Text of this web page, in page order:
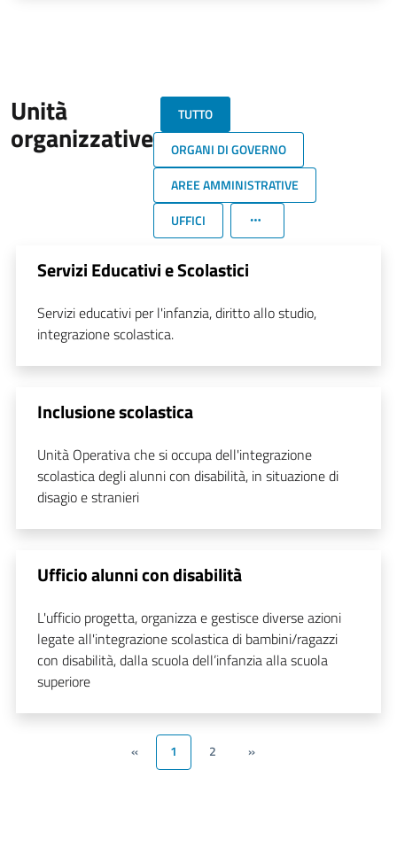
Unità
organizzative
TUTTO
ORGANI DI GOVERNO
AREE AMMINISTRATIVE
UFFICI
Servizi Educativi e Scolastici
Servizi educativi per l'infanzia, diritto allo studio,
integrazione scolastica.
Inclusione scolastica
Unità Operativa che si occupa dell'integrazione
scolastica degli alunni con disabilità, in situazione di
disagio e stranieri
Ufficio alunni con disabilità
L'ufficio progetta, organizza e gestisce diverse azioni
legate all'integrazione scolastica di bambini/ragazzi
con disabilità, dalla scuola dell’infanzia alla scuola
superiore
« 1 2 »